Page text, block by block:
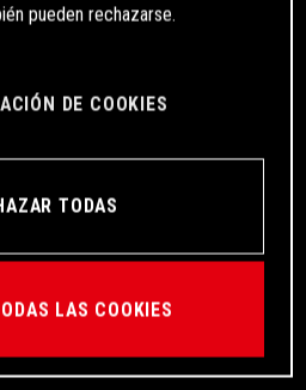
pueden rechazarse.
DE COOKIES
TODAS
LAS COOKIES